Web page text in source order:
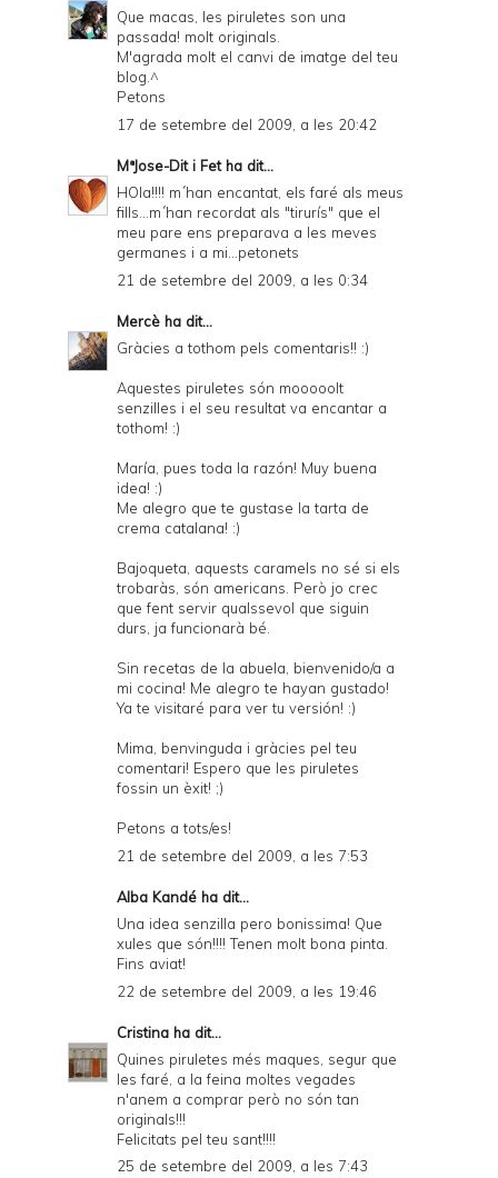
Que macas, les piruletes son una
passada! molt originals.
M'agrada molt el canvi de imatge del teu
blog.^
Petons
17 de setembre del 2009, a les 20:42
MªJose-Dit i Fetha dit...
HOla!!!! m´han encantat, els faré als meus
fills...m´han recordat als "tirurís" que el
meu pare ens preparava a les meves
germanes i a mi...petonets
21 de setembre del 2009, a les 0:34
Mercè ha dit...
Gràcies a tothom pels comentaris!! :)
Aquestes piruletes són mooooolt
senzilles i el seu resultat va encantar a
tothom! :)
María, pues toda la razón! Muy buena
idea! :)
Me alegro que te gustase la tarta de
crema catalana! :)
Bajoqueta, aquests caramels no sé si els
trobaràs, són americans. Però jo crec
que fent servir qualssevol que siguin
durs, ja funcionarà bé.
Sin recetas de la abuela, bienvenido/a a
mi cocina! Me alegro te hayan gustado!
Ya te visitaré para ver tu versión! :)
Mima, benvinguda i gràcies pel teu
comentari! Espero que les piruletes
fossin un èxit! ;)
Petons a tots/es!
21 de setembre del 2009, a les 7:53
Alba Kandé ha dit...
Una idea senzilla pero bonissima! Que
xules que són!!!! Tenen molt bona pinta.
Fins aviat!
22 de setembre del 2009, a les 19:46
Cristina ha dit...
Quines piruletes més maques, segur que
les faré, a la feina moltes vegades
n'anem a comprar però no són tan
originals!!!
Felicitats pel teu sant!!!!
25 de setembre del 2009, a les 7:43